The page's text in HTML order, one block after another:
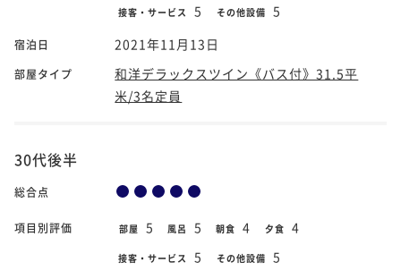
接客・サービス 5 その他設備 5
宿泊日 2021年11月13日
部屋タイプ
和洋デラックスツイン《バス付》31.5平
米/3名定員
30代後半
総合点
項目別評価 部屋 5 風呂 5 朝食 4 夕食 4
接客・サービス 5 その他設備 5